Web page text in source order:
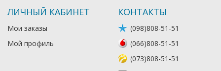
ЛИЧНЫЙ КАБИНЕТ
Мои заказы
Мой профиль
КОНТАКТЫ
(098)808-51-51
(066)808-51-51
(073)808-51-51